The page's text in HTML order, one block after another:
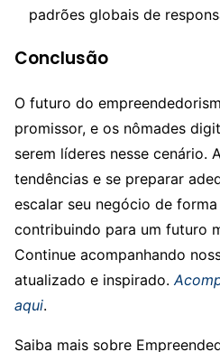
padrões globais de
Conclusão
O futuro do
promissor, e os nômades
serem líderes nesse cenário.
tendências e se preparar
escalar seu negócio de
contribuindo para um futuro
Continue acompanhando
atualizado e inspirado.
aqui.
Saiba mais sobre